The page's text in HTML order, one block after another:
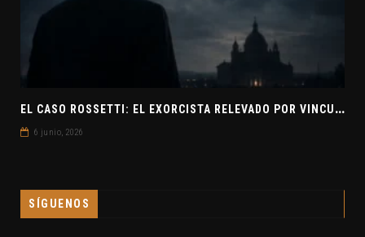
E
L CASO ROSSETTI: EL EXORCISTA RELEVADO POR VINCULAR OVNIS Y DEMONIOS
6 junio, 2026
SÍGUENOS